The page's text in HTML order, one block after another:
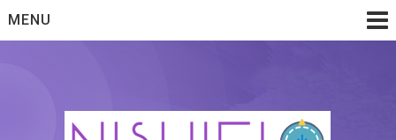
to
MENU